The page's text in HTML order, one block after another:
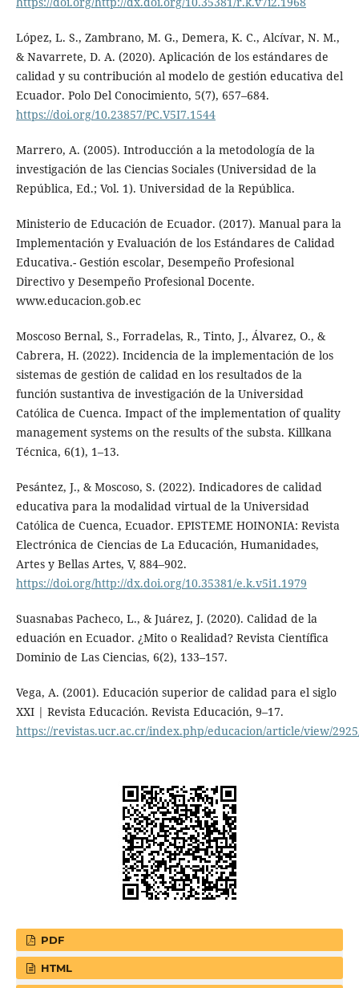
López, L. S., Zambrano, M. G., Demera, K. C., Alcívar, N. M.,
& Navarrete, D. A. (2020). Aplicación de los estándares de
calidad y su contribución al modelo de gestión educativa del
Ecuador. Polo Del Conocimiento, 5(7), 657–684.
https://doi.org/10.23857/PC.V5I7.1544
Marrero, A. (2005). Introducción a la metodología de la
investigación de las Ciencias Sociales (Universidad de la
República, Ed.; Vol. 1). Universidad de la República.
Ministerio de Educación de Ecuador. (2017). Manual para la
Implementación y Evaluación de los Estándares de Calidad
Educativa.- Gestión escolar, Desempeño Profesional
Directivo y Desempeño Profesional Docente.
www.educacion.gob.ec
Moscoso Bernal, S., Forradelas, R., Tinto, J., Álvarez, O., &
Cabrera, H. (2022). Incidencia de la implementación de los
sistemas de gestión de calidad en los resultados de la
función sustantiva de investigación de la Universidad
Católica de Cuenca. Impact of the implementation of quality
management systems on the results of the substa. Killkana
Técnica, 6(1), 1–13.
Pesántez, J., & Moscoso, S. (2022). Indicadores de calidad
educativa para la modalidad virtual de la Universidad
Católica de Cuenca, Ecuador. EPISTEME HOINONIA: Revista
Electrónica de Ciencias de La Educación, Humanidades,
Artes y Bellas Artes, V, 884–902.
https://doi.org/http://dx.doi.org/10.35381/e.k.v5i1.1979
Suasnabas Pacheco, L., & Juárez, J. (2020). Calidad de la
eduación en Ecuador. ¿Mito o Realidad? Revista Científica
Dominio de Las Ciencias, 6(2), 133–157.
Vega, A. (2001). Educación superior de calidad para el siglo
XXI | Revista Educación. Revista Educación, 9–17.
https://revistas.ucr.ac.cr/index.php/educacion/article/view/
PDF
HTML